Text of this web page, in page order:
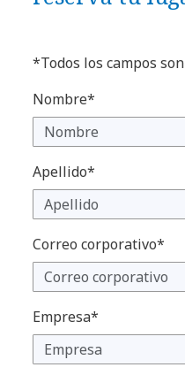
*Todos los campos
Nombre*
Apellido*
Correo corporativo*
Empresa*